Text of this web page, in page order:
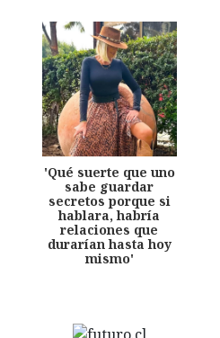
'Qué suerte que uno
sabe guardar
secretos porque si
hablara, habría
relaciones que
durarían hasta hoy
mismo'